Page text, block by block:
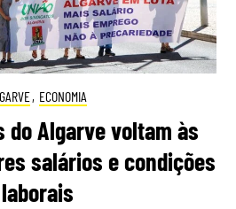
, ECONOMIA
do Algarve voltam às
salários e condições
laborais